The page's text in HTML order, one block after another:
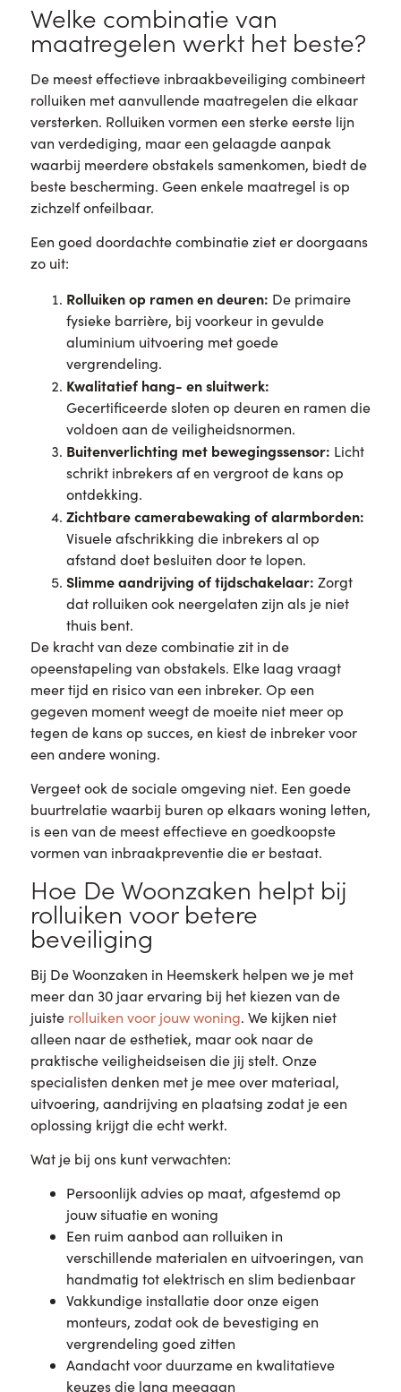
Welke combinatie van
maatregelen werkt het beste?
De meest effectieve inbraakbeveiliging combineert
rolluiken met aanvullende maatregelen die elkaar
versterken. Rolluiken vormen een sterke eerste lijn
van verdediging, maar een gelaagde aanpak
waarbij meerdere obstakels samenkomen, biedt de
beste bescherming. Geen enkele maatregel is op
zichzelf onfeilbaar.
Een goed doordachte combinatie ziet er doorgaans
zo uit:
Rolluiken op ramen en deuren: De primaire
fysieke barrière, bij voorkeur in gevulde
aluminium uitvoering met goede
vergrendeling.
Kwalitatief hang- en sluitwerk:
Gecertificeerde sloten op deuren en ramen die
voldoen aan de veiligheidsnormen.
Buitenverlichting met bewegingssensor: Licht
schrikt inbrekers af en vergroot de kans op
ontdekking.
Zichtbare camerabewaking of alarmborden:
Visuele afschrikking die inbrekers al op
afstand doet besluiten door te lopen.
Slimme aandrijving of tijdschakelaar: Zorgt
dat rolluiken ook neergelaten zijn als je niet
thuis bent.
De kracht van deze combinatie zit in de
opeenstapeling van obstakels. Elke laag vraagt
meer tijd en risico van een inbreker. Op een
gegeven moment weegt de moeite niet meer op
tegen de kans op succes, en kiest de inbreker voor
een andere woning.
Vergeet ook de sociale omgeving niet. Een goede
buurtrelatie waarbij buren op elkaars woning letten,
is een van de meest effectieve en goedkoopste
vormen van inbraakpreventie die er bestaat.
Hoe De Woonzaken helpt bij
rolluiken voor betere
beveiliging
Bij De Woonzaken in Heemskerk helpen we je met
meer dan 30 jaar ervaring bij het kiezen van de
juiste rolluiken voor jouw woning. We kijken niet
alleen naar de esthetiek, maar ook naar de
praktische veiligheidseisen die jij stelt. Onze
specialisten denken met je mee over materiaal,
uitvoering, aandrijving en plaatsing zodat je een
oplossing krijgt die echt werkt.
Wat je bij ons kunt verwachten:
Persoonlijk advies op maat, afgestemd op
jouw situatie en woning
Een ruim aanbod aan rolluiken in
verschillende materialen en uitvoeringen, van
handmatig tot elektrisch en slim bedienbaar
Vakkundige installatie door onze eigen
monteurs, zodat ook de bevestiging en
vergrendeling goed zitten
Aandacht voor duurzame en kwalitatieve
keuzes die lang meegaan